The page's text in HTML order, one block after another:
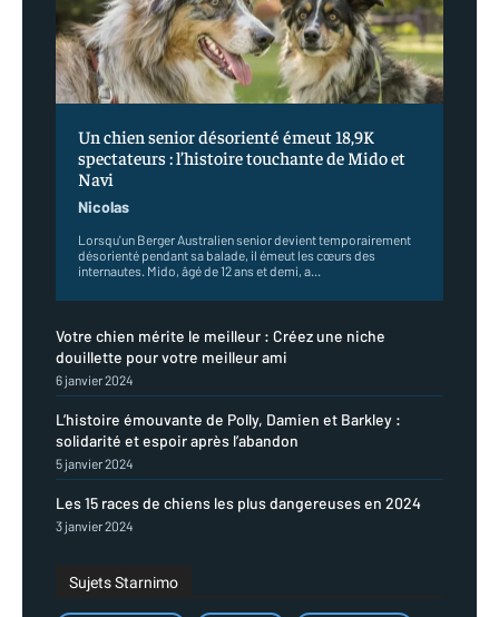
Un chien senior désorienté émeut 18,9K
spectateurs : l’histoire touchante de Mido et
Navi
Nicolas
Lorsqu'un Berger Australien senior devient temporairement
désorienté pendant sa balade, il émeut les cœurs des
internautes. Mido, âgé de 12 ans et demi, a...
Votre chien mérite le meilleur : Créez une niche
douillette pour votre meilleur ami
6 janvier 2024
L’histoire émouvante de Polly, Damien et Barkley :
solidarité et espoir après l’abandon
5 janvier 2024
Les 15 races de chiens les plus dangereuses en 2024
3 janvier 2024
Sujets Starnimo